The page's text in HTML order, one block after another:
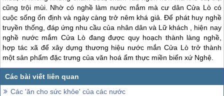
cũng trội mùi. Nhờ có nghề làm nước mắm mà cư dânCửa Lòcó
cuộc sống ổn định và ngày càng trở nêm khá giả. Để phát huy nghề
truyền thống, đáp ứng nhu cầu của nhân dân và Lữ khách , hiện nay
nghề nước mắm Cửa Lò đang được quy hoạch thành làng nghề,
hợp tác xã để xây dựng thương hiệu nước mắn Cửa Lòtrở thành
một sản phẩm đặc trưng của văn hoá ẩm thực miền biển xứ Nghệ.
Các 'ăn cho sức khỏe' của các nước